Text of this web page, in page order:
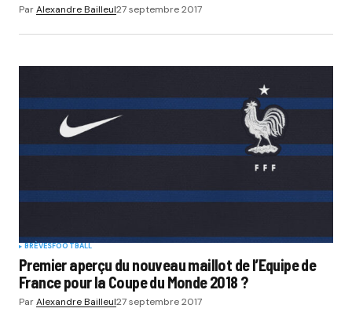
ParAlexandre Bailleul27 septembre 2017
BRÈVESFOOTBALL
Premier aperçu du nouveau maillot de l’Equipe de
France pour la Coupe du Monde 2018 ?
ParAlexandre Bailleul27 septembre 2017